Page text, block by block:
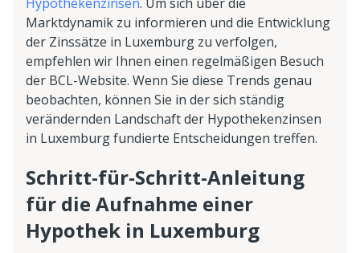
Hypothekenzinsen. Um sich über die
Marktdynamik zu informieren und die Entwicklung
der Zinssätze in Luxemburg zu verfolgen,
empfehlen wir Ihnen einen regelmäßigen Besuch
der BCL-Website. Wenn Sie diese Trends genau
beobachten, können Sie in der sich ständig
verändernden Landschaft der Hypothekenzinsen
in Luxemburg fundierte Entscheidungen treffen.
Schritt-für-Schritt-Anleitung
für die Aufnahme einer
Hypothek in Luxemburg